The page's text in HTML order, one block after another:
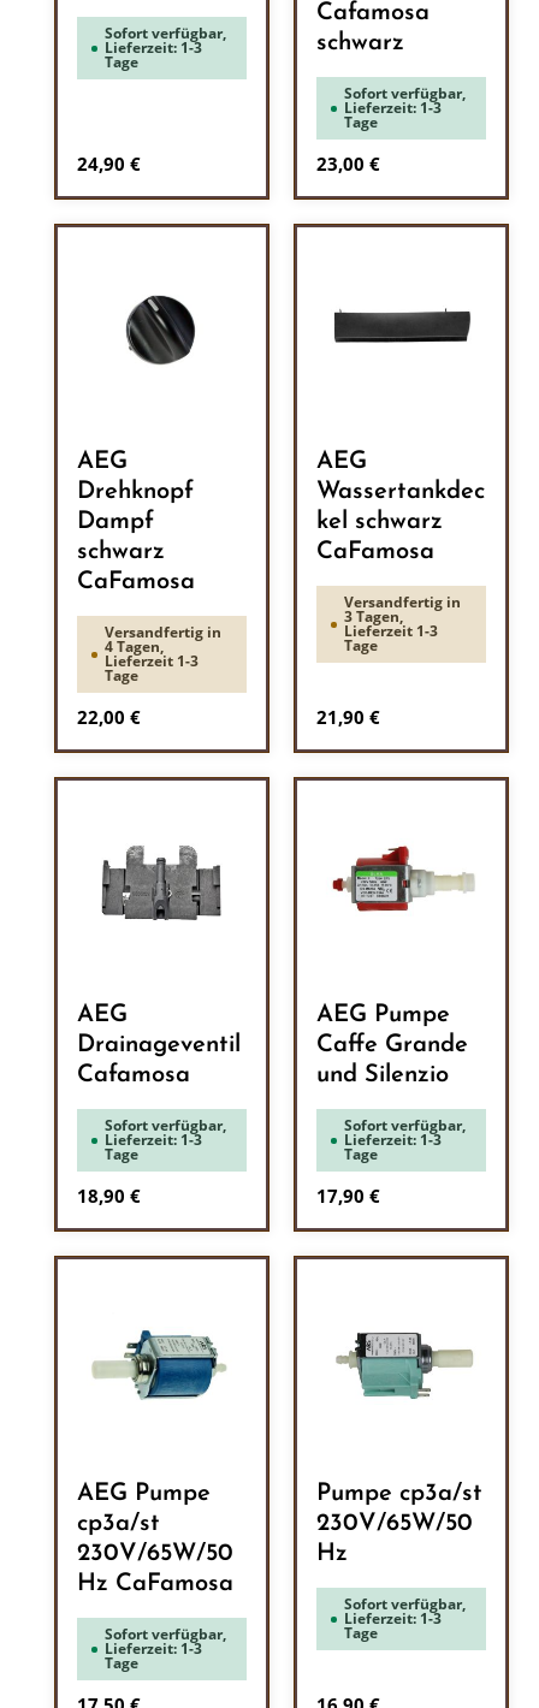
Sofort verfügbar,
Lieferzeit: 1-3
Tage
Regulärer Preis:
24,90 €
Cafamosa
schwarz
Sofort verfügbar,
Lieferzeit: 1-3
Tage
Regulärer Preis:
23,00 €
AEG
Drehknopf
Dampf
schwarz
CaFamosa
Versandfertig in
4 Tagen,
Lieferzeit 1-3
Tage
Regulärer Preis:
22,00 €
AEG
Wassertankdec
kel schwarz
CaFamosa
Versandfertig in
3 Tagen,
Lieferzeit 1-3
Tage
Regulärer Preis:
21,90 €
AEG
Drainageventil
Cafamosa
Sofort verfügbar,
Lieferzeit: 1-3
Tage
Regulärer Preis:
18,90 €
AEG Pumpe
Caffe Grande
und Silenzio
Sofort verfügbar,
Lieferzeit: 1-3
Tage
Regulärer Preis:
17,90 €
AEG Pumpe
cp3a/st
230V/65W/50
Hz CaFamosa
Sofort verfügbar,
Lieferzeit: 1-3
Tage
Regulärer Preis:
Pumpe cp3a/st
230V/65W/50
Hz
Sofort verfügbar,
Lieferzeit: 1-3
Tage
Regulärer Preis: